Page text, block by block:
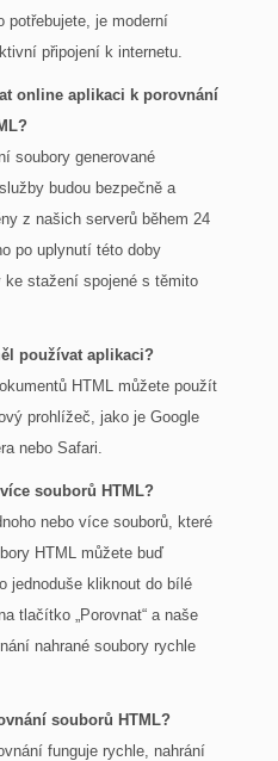
potřebujete, je moderní
připojení k internetu.
online aplikaci k porovnání
soubory generované
budou bezpečně a
z našich serverů během 24
po uplynutí této doby
ke stažení spojené s těmito
používat aplikaci?
HTML můžete použít
prohlížeč, jako je Google
nebo Safari.
souborů HTML?
nebo více souborů, které
HTML můžete buď
jednoduše kliknout do bílé
tlačítko „Porovnat“ a naše
nahrané soubory rychle
souborů HTML?
funguje rychle, nahrání